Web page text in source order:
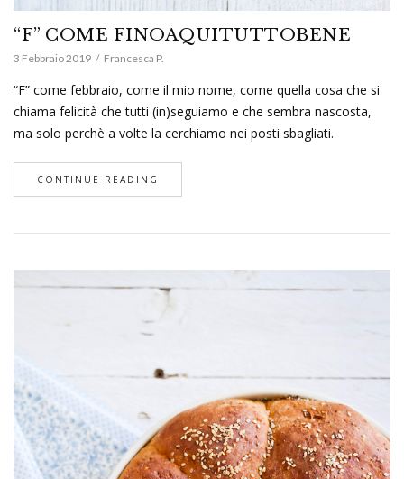
“F” COME FINOAQUITUTTOBENE
3 Febbraio 2019 Francesca P.
“F” come febbraio, come il mio nome, come quella cosa che si
chiama felicità che tutti (in)seguiamo e che sembra nascosta,
ma solo perchè a volte la cerchiamo nei posti sbagliati.
CONTINUE READING